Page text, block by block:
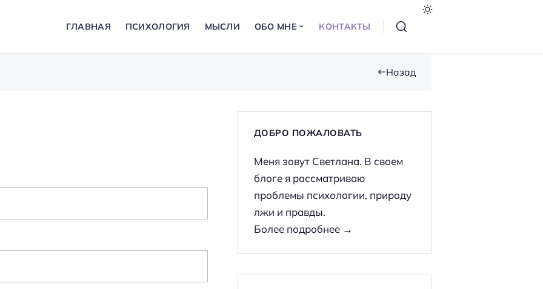
ГЛАВНАЯ ПСИХОЛОГИЯ МЫСЛИ ОБО МНЕ КОНТАКТЫ
Назад
ДОБРО ПОЖАЛОВАТЬ
Меня зовут Светлана. В своем
блоге я рассматриваю
проблемы психологии, природу
лжи и правды.
Более подробнее →